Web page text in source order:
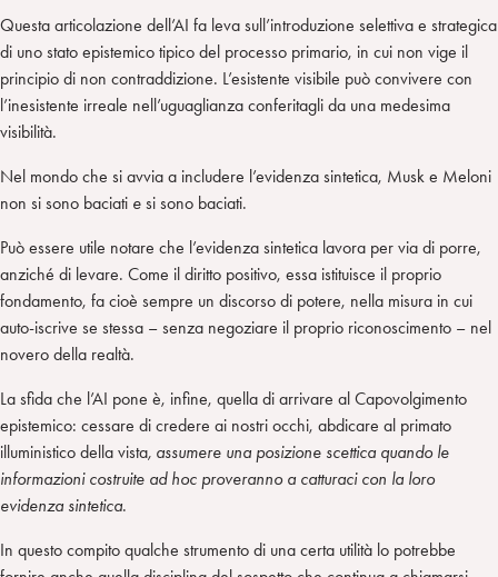
Questa articolazione dell’AI fa leva sull’introduzione selettiva e strategica
di uno stato epistemico tipico del processo primario, in cui non vige il
principio di non contraddizione. L’esistente visibile può convivere con
l’inesistente irreale nell’uguaglianza conferitagli da una medesima
visibilità.
Nel mondo che si avvia a includere l’evidenza sintetica, Musk e Meloni
non si sono baciati e si sono baciati.
Può essere utile notare che l’evidenza sintetica lavora per via di porre,
anziché di levare. Come il diritto positivo, essa istituisce il proprio
fondamento, fa cioè sempre un discorso di potere, nella misura in cui
auto-iscrive se stessa – senza negoziare il proprio riconoscimento – nel
novero della realtà.
La sfida che l’AI pone è, infine, quella di arrivare al Capovolgimento
epistemico: cessare di credere ai nostri occhi, abdicare al primato
illuministico della vista, assumere una posizione scettica quando le
informazioni costruite ad hoc proveranno a catturaci con la loro
evidenza sintetica.
In questo compito qualche strumento di una certa utilità lo potrebbe